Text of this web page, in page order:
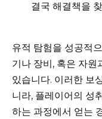
결국 해결책을
유적 탐험을 성공적
기나 장비, 혹은 자원
있습니다. 이러한 보
니라, 플레이어의 성
하는 과정에서 얻는